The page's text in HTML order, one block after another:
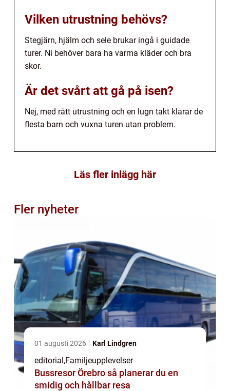
Vilken utrustning behövs?
Stegjärn, hjälm och sele brukar ingå i guidade
turer. Ni behöver bara ha varma kläder och bra
skor.
Är det svårt att gå på isen?
Nej, med rätt utrustning och en lugn takt klarar de
flesta barn och vuxna turen utan problem.
Läs fler inlägg här
Fler nyheter
01 augusti 2026 Karl Lindgren
editorial,Familjeupplevelser
Bussresor Örebro så planerar du en
smidig och hållbar resa